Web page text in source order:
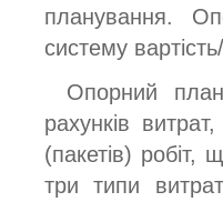
планування.
систему
Опорний
рахунків
(пакетів)
три типи